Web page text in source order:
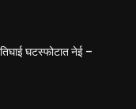
घटस्फोटात नेई –